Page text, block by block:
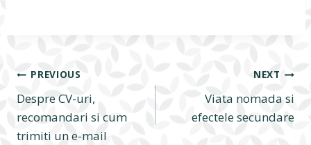
Navigare
în
PREVIOUS
Despre CV-uri,
recomandari si cum
trimiti un e-mail
NEXT
Viata nomada si
efectele secundare